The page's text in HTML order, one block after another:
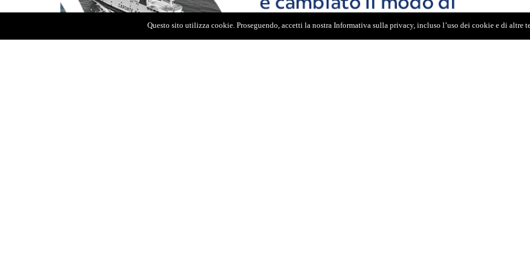
Questo sito utilizza cookie. Proseguendo, accetti la nostra Informativa sulla privacy, incluso l’uso dei cookie e di altre